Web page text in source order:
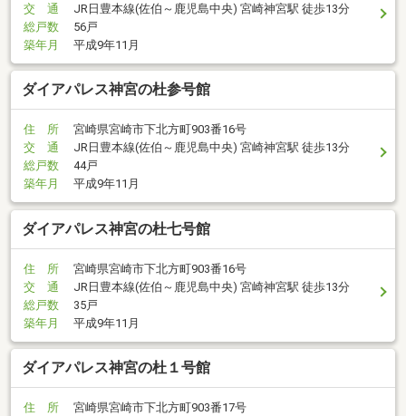
交 通
JR日豊本線(佐伯～鹿児島中央) 宮崎神宮駅 徒歩13分
総戸数
56戸
築年月
平成9年11月
ダイアパレス神宮の杜参号館
住 所
宮崎県宮崎市下北方町903番16号
交 通
JR日豊本線(佐伯～鹿児島中央) 宮崎神宮駅 徒歩13分
総戸数
44戸
築年月
平成9年11月
ダイアパレス神宮の杜七号館
住 所
宮崎県宮崎市下北方町903番16号
交 通
JR日豊本線(佐伯～鹿児島中央) 宮崎神宮駅 徒歩13分
総戸数
35戸
築年月
平成9年11月
ダイアパレス神宮の杜１号館
住 所
宮崎県宮崎市下北方町903番17号